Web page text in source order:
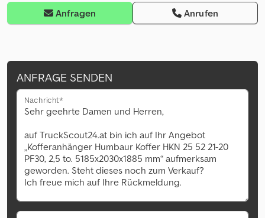
Anfragen Anrufen
ANFRAGE SENDEN
Nachricht*